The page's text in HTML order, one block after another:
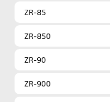
ZR-85
ZR-850
ZR-90
ZR-900